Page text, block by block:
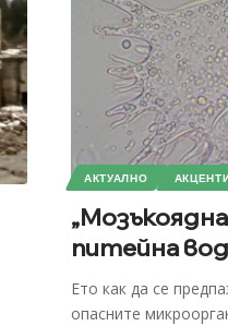
АКТУАЛНО
питейна
Ето как да се
опасните